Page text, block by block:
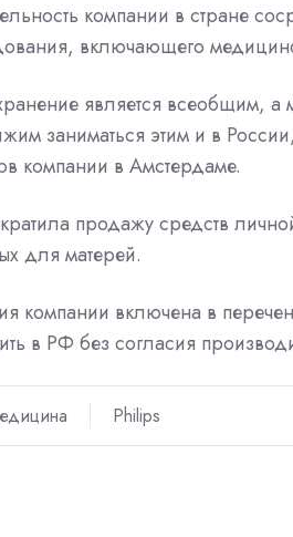
компании в стране
включающего
является всеобщим, а
заниматься этим и в
компании в Амстердаме.
продажу средств
для матерей.
компании включена в
в РФ без согласия
Philips